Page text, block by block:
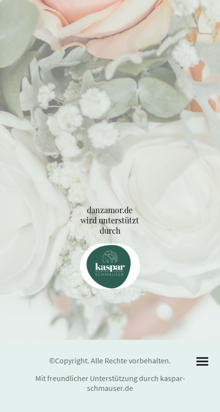
danzamor.de
wird unterstützt
durch
©Copyright. Alle Rechte vorbehalten.
Mit freundlicher Unterstützung durch kaspar-
schmauser.de